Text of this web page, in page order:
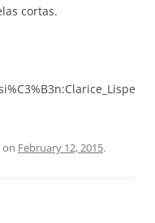
cortas.
on February 12, 2015.